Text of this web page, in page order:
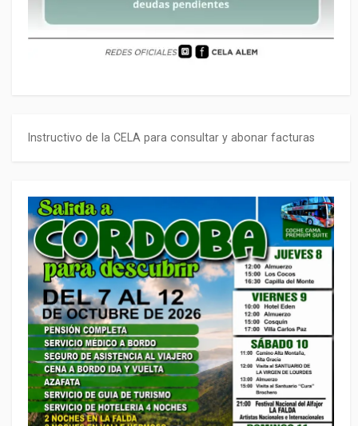
Instructivo de la CELA para consultar y abonar facturas